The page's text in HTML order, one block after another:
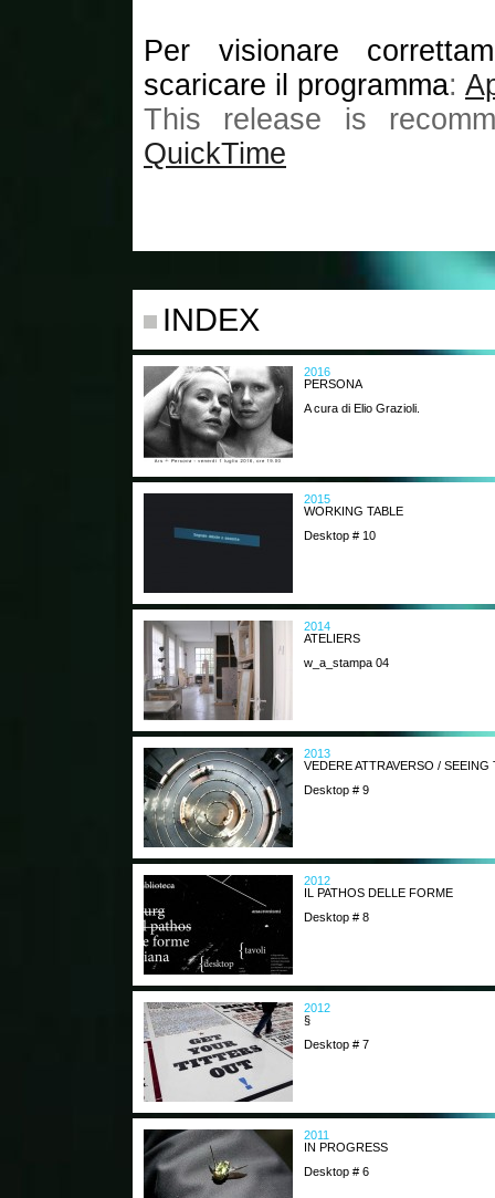
Per visionare
scaricare il programma:
This release is
QuickTime
INDEX
2016
PERSONA
A cura di Elio Grazioli.
2015
WORKING TABLE
Desktop # 10
2014
ATELIERS
w_a_stampa 04
2013
VEDERE ATTRAVERSO /
Desktop # 9
2012
IL PATHOS DELLE FORME
Desktop # 8
2012
§
Desktop # 7
2011
IN PROGRESS
Desktop # 6